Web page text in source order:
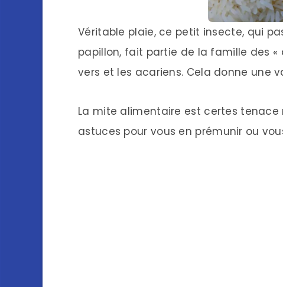
Véritable plaie, ce petit insecte, qui
papillon, fait partie de la famille des
vers et les acariens. Cela donne une
La mite alimentaire est certes tenace
astuces pour vous en prémunir ou